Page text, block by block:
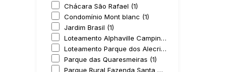
Chácara São Rafael (1)
Condomínio Mont blanc (1)
Jardim Brasil (1)
Loteamento Alphaville Campinas (1)
Loteamento Parque dos Alecrins (1)
Parque das Quaresmeiras (1)
Parque Rural Fazenda Santa Cândida (4)